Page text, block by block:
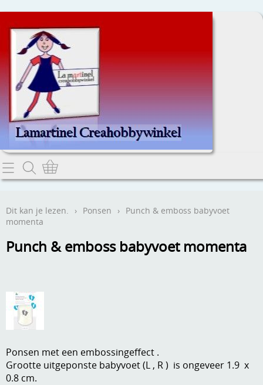
Home
Contact
Webwinkel
Aanbiedingen
Andere
Boeken en magazines
Dies om te stansen
Verzend - en verpakkingsk
Info
Dit kan je lezen. › Ponsen › Punch & emboss babyvoet
momenta
Punch & emboss babyvoet momenta
Ponsen met een embossingeffect .
Grootte uitgeponste babyvoet (L , R ) is ongeveer 1.9 x
0.8 cm.